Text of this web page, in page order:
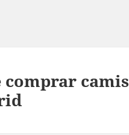
comprar